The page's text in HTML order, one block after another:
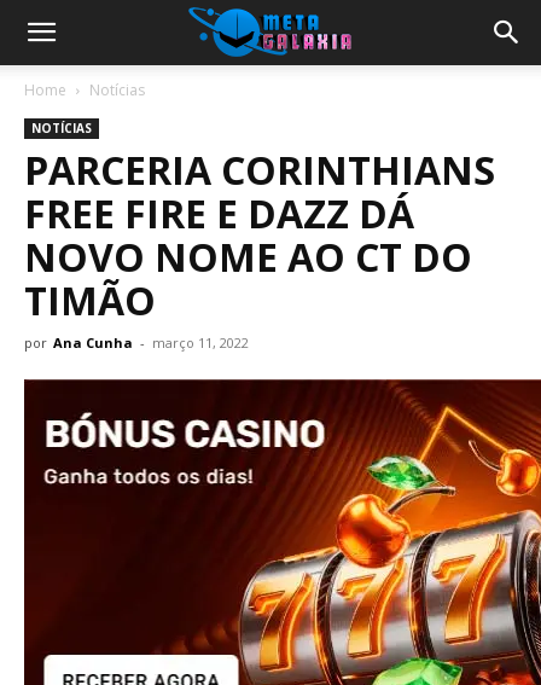
Home Notícias
NOTÍCIAS
PARCERIA CORINTHIANS
FREE FIRE E DAZZ DÁ
NOVO NOME AO CT DO
TIMÃO
por Ana Cunha - março 11, 2022